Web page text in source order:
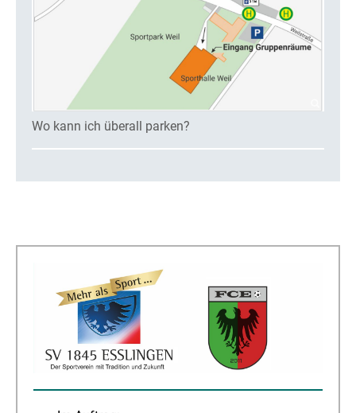
Wo kann ich überall parken?